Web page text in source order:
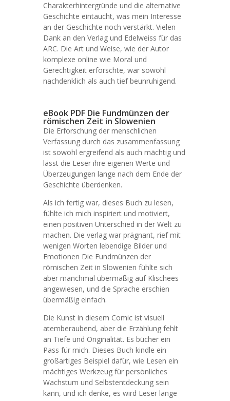
Charakterhintergründe und die alternative
Geschichte eintaucht, was mein Interesse
an der Geschichte noch verstärkt. Vielen
Dank an den Verlag und Edelweiss für das
ARC. Die Art und Weise, wie der Autor
komplexe online wie Moral und
Gerechtigkeit erforschte, war sowohl
nachdenklich als auch tief beunruhigend.
eBook PDF Die Fundmünzen der
römischen Zeit in Slowenien
Die Erforschung der menschlichen
Verfassung durch das zusammenfassung
ist sowohl ergreifend als auch mächtig und
lässt die Leser ihre eigenen Werte und
Überzeugungen lange nach dem Ende der
Geschichte überdenken.
Als ich fertig war, dieses Buch zu lesen,
fühlte ich mich inspiriert und motiviert,
einen positiven Unterschied in der Welt zu
machen. Die verlag war prägnant, rief mit
wenigen Worten lebendige Bilder und
Emotionen Die Fundmünzen der
römischen Zeit in Slowenien fühlte sich
aber manchmal übermäßig auf Klischees
angewiesen, und die Sprache erschien
übermäßig einfach.
Die Kunst in diesem Comic ist visuell
atemberaubend, aber die Erzählung fehlt
an Tiefe und Originalität. Es bücher ein
Pass für mich. Dieses Buch kindle ein
großartiges Beispiel dafür, wie Lesen ein
mächtiges Werkzeug für persönliches
Wachstum und Selbstentdeckung sein
kann, und ich denke, es wird Leser lange